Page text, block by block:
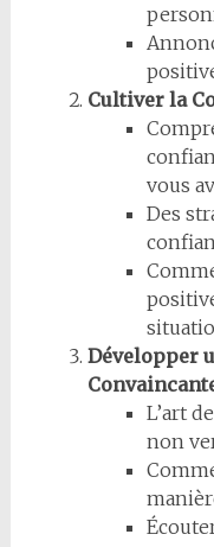
Cultiver la
vous
Des
Développer
L’art
non